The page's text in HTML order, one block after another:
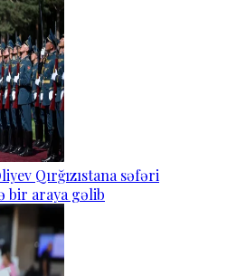
Qırğızıstana səfəri
bir araya gəlib